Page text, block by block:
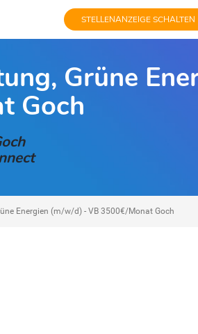
STELLENANZEIGE SCHALTEN
Grüne
Goch
Energien (m/w/d) - VB 3500€/Monat Goch